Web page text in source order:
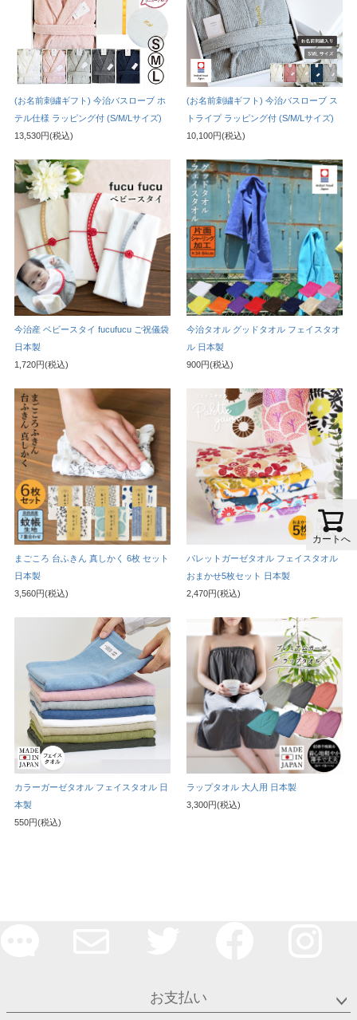
(お名前刺繍ギフト) 今治バスローブ ホ
テル仕様 ラッピング付 (S/M/Lサイズ)
13,530円(税込)
(お名前刺繍ギフト) 今治バスローブ ス
トライプ ラッピング付 (S/M/Lサイズ)
10,100円(税込)
今治産 ベビースタイ fucufucu ご祝儀袋
日本製
1,720円(税込)
今治タオル グッドタオル フェイスタオ
ル 日本製
900円(税込)
まごころ 台ふきん 真しかく 6枚 セット
日本製
3,560円(税込)
パレットガーゼタオル フェイスタオル
おまかせ5枚セット 日本製
2,470円(税込)
カラーガーゼタオル フェイスタオル 日
本製
550円(税込)
ラップタオル 大人用 日本製
3,300円(税込)
お支払い
カートへ